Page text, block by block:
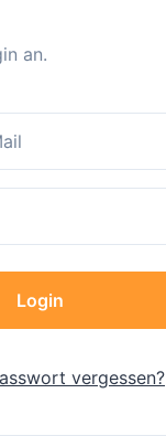
an.
vergessen?